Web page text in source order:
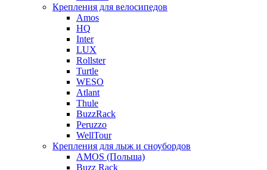
Крепления для велосипедов
Amos
HQ
Inter
LUX
Rollster
Turtle
WESO
Atlant
Thule
BuzzRack
Peruzzo
WellTour
Крепления для лыж и сноубордов
AMOS (Польша)
Buzz Rack